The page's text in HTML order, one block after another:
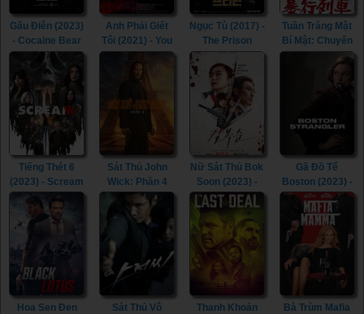
Gấu Điên (2023)
- Cocaine Bear
(2023)
Anh Phải Giết
Tôi (2021) - You
Have To Kill Me
Ngục Tù (2017) -
The Prison
(2017)
Tuần Trăng Mật
Bí Mật: Chuyến
Hiếp (1977) -
(1977)
Tiếng Thét 6
(2023) - Scream
Sát Thủ John
Wick: Phần 4
(2023) - John
Wick: Chapter 4
(2023)
Nữ Sát Thủ Bok
Soon (2023) -
Kill Boksoon
(2023)
Gã Đồ Tể
Boston (2023) -
Boston
Strangler (2023)
Hoa Sen Đen
Sát Thủ Vô
Thanh Khoản
Bà Trùm Mafia